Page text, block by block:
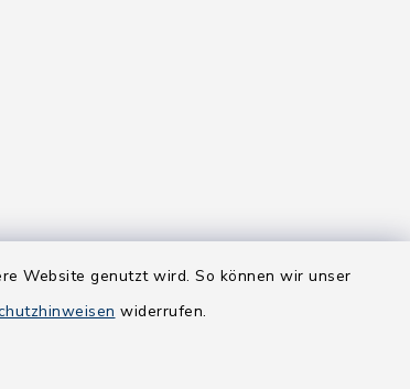
Website genutzt wird. So können wir unser
widerrufen.